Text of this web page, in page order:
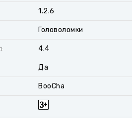
1.2.6
Головоломки
4.4
Да
BooCha